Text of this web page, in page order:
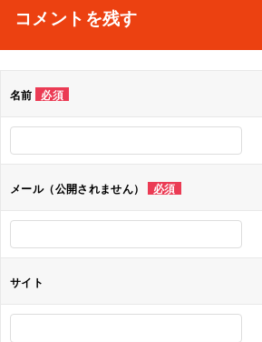
ビ
シ
ョ
ン
コメントを残す
名前 必須
メール（公開されません） 必須
サイト